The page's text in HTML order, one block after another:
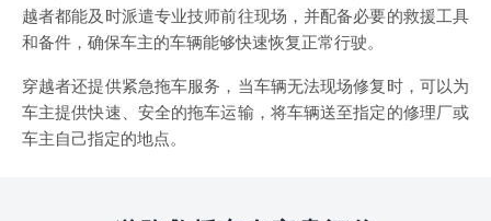
越者都能及时派遣专业技师前往现场，并配备必要的救援工具
和备件，确保车主的车辆能够快速恢复正常行驶。
穿越者还提供紧急拖车服务，当车辆无法现场修复时，可以为
车主提供快速、安全的拖车运输，将车辆送至指定的修理厂或
车主自己指定的地点。